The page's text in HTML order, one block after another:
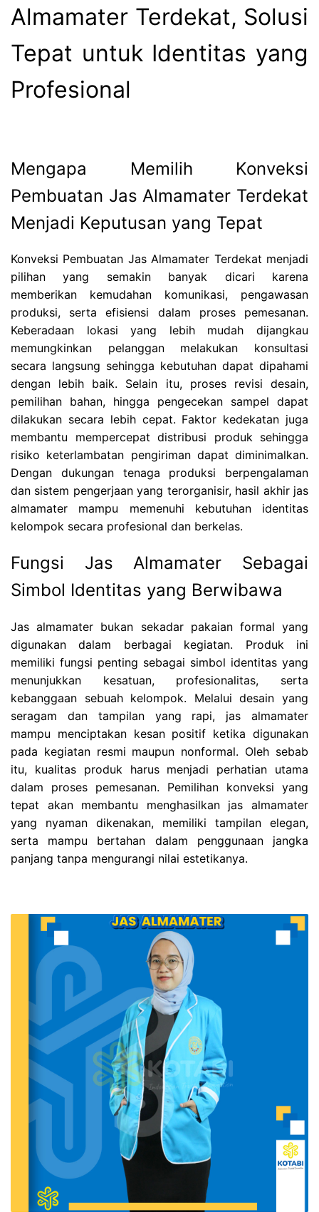
Almamater Terdekat, Solusi
Tepat untuk Identitas yang
Profesional
Mengapa Memilih Konveksi
Pembuatan Jas Almamater Terdekat
Menjadi Keputusan yang Tepat
Konveksi Pembuatan Jas Almamater Terdekat menjadi
pilihan yang semakin banyak dicari karena
memberikan kemudahan komunikasi, pengawasan
produksi, serta efisiensi dalam proses pemesanan.
Keberadaan lokasi yang lebih mudah dijangkau
memungkinkan pelanggan melakukan konsultasi
secara langsung sehingga kebutuhan dapat dipahami
dengan lebih baik. Selain itu, proses revisi desain,
pemilihan bahan, hingga pengecekan sampel dapat
dilakukan secara lebih cepat. Faktor kedekatan juga
membantu mempercepat distribusi produk sehingga
risiko keterlambatan pengiriman dapat diminimalkan.
Dengan dukungan tenaga produksi berpengalaman
dan sistem pengerjaan yang terorganisir, hasil akhir jas
almamater mampu memenuhi kebutuhan identitas
kelompok secara profesional dan berkelas.
Fungsi Jas Almamater Sebagai
Simbol Identitas yang Berwibawa
Jas almamater bukan sekadar pakaian formal yang
digunakan dalam berbagai kegiatan. Produk ini
memiliki fungsi penting sebagai simbol identitas yang
menunjukkan kesatuan, profesionalitas, serta
kebanggaan sebuah kelompok. Melalui desain yang
seragam dan tampilan yang rapi, jas almamater
mampu menciptakan kesan positif ketika digunakan
pada kegiatan resmi maupun nonformal. Oleh sebab
itu, kualitas produk harus menjadi perhatian utama
dalam proses pemesanan. Pemilihan konveksi yang
tepat akan membantu menghasilkan jas almamater
yang nyaman dikenakan, memiliki tampilan elegan,
serta mampu bertahan dalam penggunaan jangka
panjang tanpa mengurangi nilai estetikanya.